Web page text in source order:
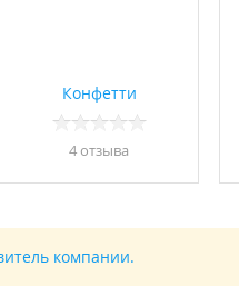
Конфетти
4 отзывa
компании.